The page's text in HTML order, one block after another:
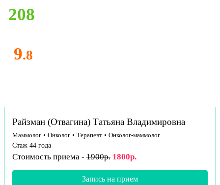
208
9.8
Райзман (Отвагина) Татьяна Владимировна
Маммолог • Онколог • Терапевт • Онколог-маммолог
Стаж 44 года
Стоимость приема - 1900р. 1800р.
Запись на прием